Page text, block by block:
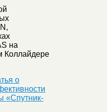
на
Коллайдере
о
«Спутник-